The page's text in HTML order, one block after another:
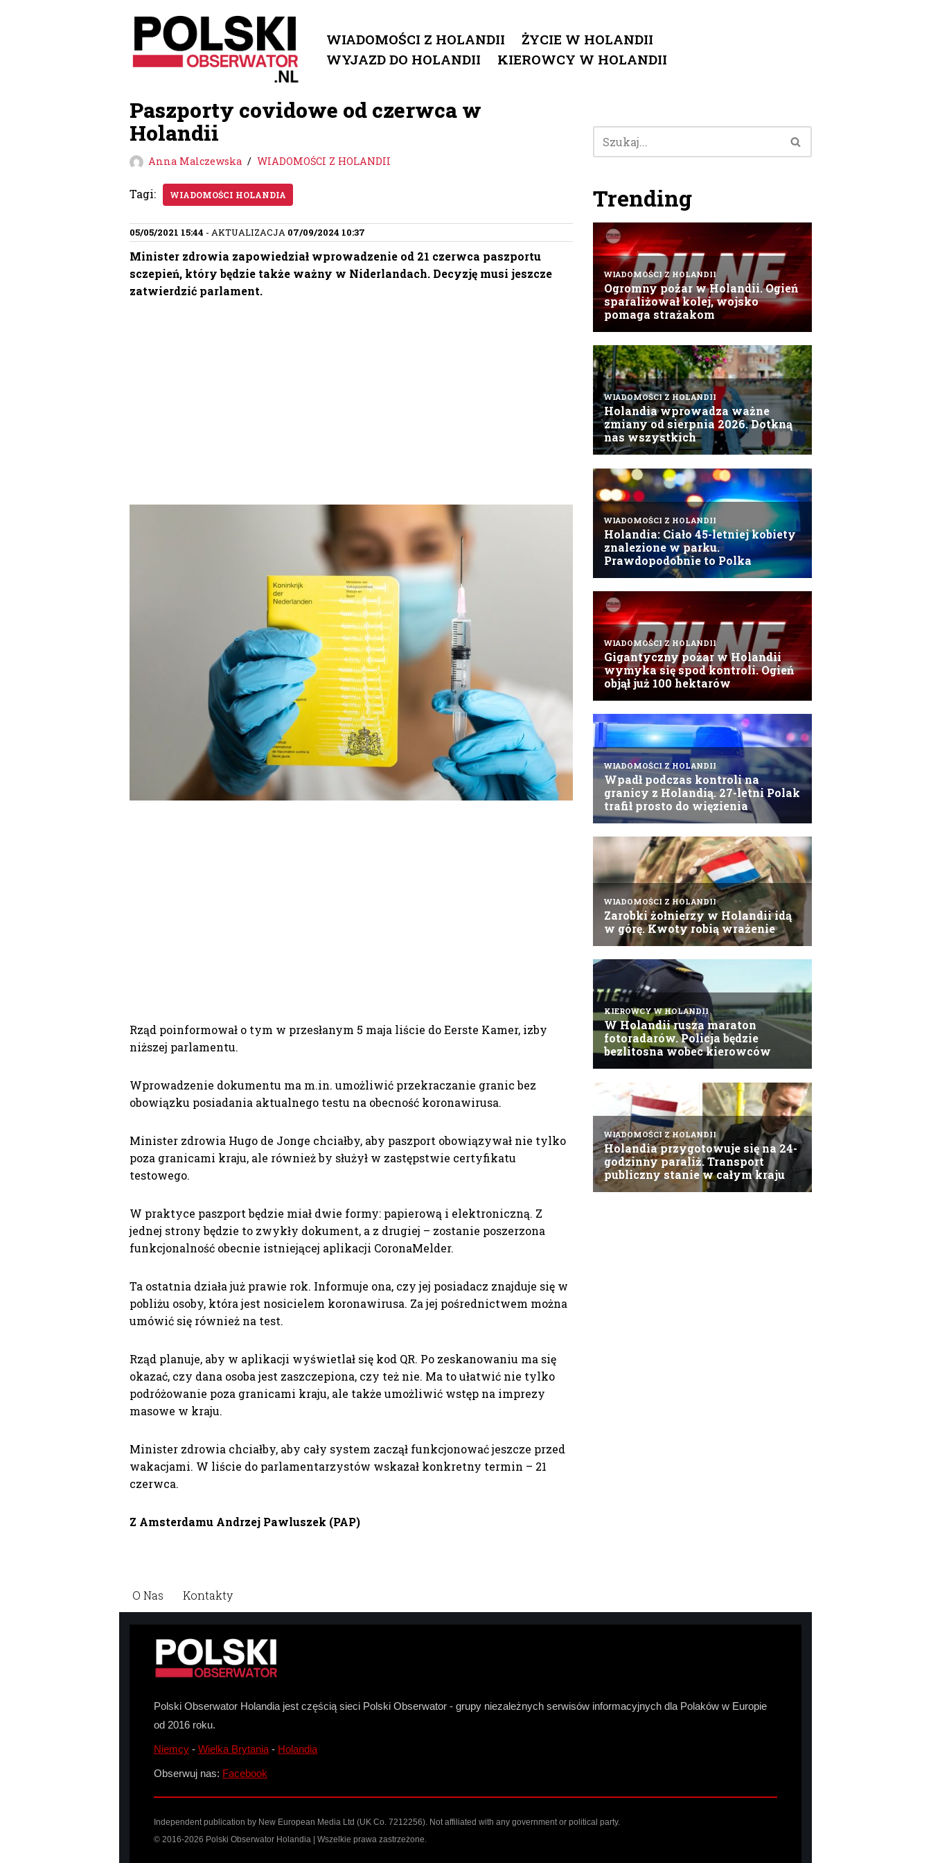
Przejdź
do
WIADOMOŚCI Z HOLANDII
ŻYCIE W HOLANDII
WYJAZD DO HOLANDII
KIEROWCY W HOLANDII
Paszporty covidowe od czerwca w
Holandii
Anna Malczewska WIADOMOŚCI Z HOLANDII
Tagi: WIADOMOŚCI HOLANDIA
05/05/2021 15:44 - AKTUALIZACJA 07/09/2024 10:37
Minister zdrowia zapowiedział wprowadzenie od 21 czerwca paszportu
sczepień, który będzie także ważny w Niderlandach. Decyzję musi jeszcze
zatwierdzić parlament.
Rząd poinformował o tym w przesłanym 5 maja liście do Eerste Kamer, izby
niższej parlamentu.
Wprowadzenie dokumentu ma m.in. umożliwić przekraczanie granic bez
obowiązku posiadania aktualnego testu na obecność koronawirusa.
Minister zdrowia Hugo de Jonge chciałby, aby paszport obowiązywał nie tylko
poza granicami kraju, ale również by służył w zastępstwie certyfikatu
testowego.
W praktyce paszport będzie miał dwie formy: papierową i elektroniczną. Z
jednej strony będzie to zwykły dokument, a z drugiej – zostanie poszerzona
funkcjonalność obecnie istniejącej aplikacji CoronaMelder.
Ta ostatnia działa już prawie rok. Informuje ona, czy jej posiadacz znajduje się w
pobliżu osoby, która jest nosicielem koronawirusa. Za jej pośrednictwem można
umówić się również na test.
Rząd planuje, aby w aplikacji wyświetlał się kod QR. Po zeskanowaniu ma się
okazać, czy dana osoba jest zaszczepiona, czy też nie. Ma to ułatwić nie tylko
podróżowanie poza granicami kraju, ale także umożliwić wstęp na imprezy
masowe w kraju.
Minister zdrowia chciałby, aby cały system zaczął funkcjonować jeszcze przed
wakacjami. W liście do parlamentarzystów wskazał konkretny termin – 21
czerwca.
Z Amsterdamu Andrzej Pawluszek (PAP)
Trending
O Nas Kontakty
Polski Obserwator Holandia jest częścią sieci Polski Obserwator - grupy niezależnych serwisów informacyjnych dla Polaków w Europie
od 2016 roku.
Niemcy - Wielka Brytania - Holandia
Obserwuj nas: Facebook
Independent publication by New European Media Ltd (UK Co. 7212256). Not affiliated with any government or political party.
© 2016-2026 Polski Obserwator Holandia | Wszelkie prawa zastrzeżone.